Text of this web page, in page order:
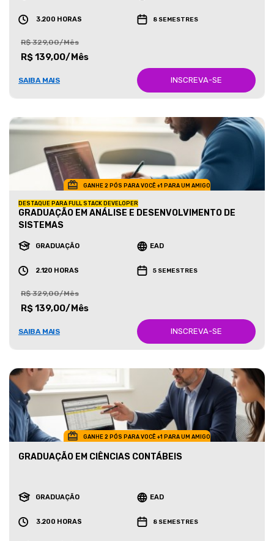
3.200 HORAS 8 SEMESTRES
R$ 329,00/Mês
R$ 139,00/Mês
SAIBA MAIS INSCREVA-SE
GANHE 2 PÓS PARA VOCÊ +1 PARA UM AMIGO
DESTAQUE PARA FULL STACK DEVELOPER
GRADUAÇÃO EM ANÁLISE E DESENVOLVIMENTO DE
SISTEMAS
GRADUAÇÃO EAD
2.120 HORAS 5 SEMESTRES
R$ 329,00/Mês
R$ 139,00/Mês
SAIBA MAIS INSCREVA-SE
GANHE 2 PÓS PARA VOCÊ +1 PARA UM AMIGO
GRADUAÇÃO EM CIÊNCIAS CONTÁBEIS
GRADUAÇÃO EAD
3.200 HORAS 8 SEMESTRES